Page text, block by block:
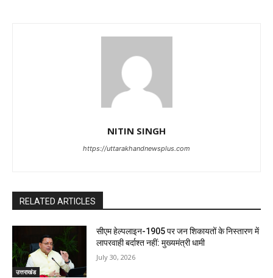
NITIN SINGH
https://uttarakhandnewsplus.com
RELATED ARTICLES
उत्तराखंड
सीएम हेल्पलाइन-1905 पर जन शिकायतों के निस्तारण में
लापरवाही बर्दाश्त नहीं: मुख्यमंत्री धामी
July 30, 2026